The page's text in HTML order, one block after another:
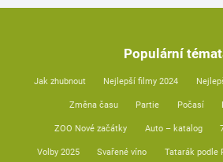
Populární
Jak zhubnout Nejlepší filmy 2024
Změna času Partie Počasí
ZOO Nové začátky Auto – katalog
Volby 2025 Svařené víno Tatarák podle